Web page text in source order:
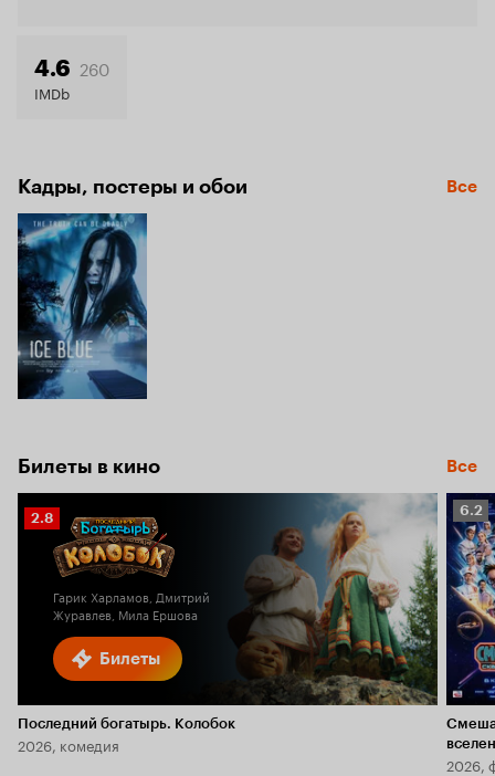
4.6 260
IMDb
Кадры, постеры и обои Все
Билеты в кино Все
Билеты
Рейтинг
Кинопоиска
2.8
Гарик Харламов, Дмитрий
Журавлев, Мила Ершова
Последний богатырь. Колобок
2026, комедия
6.2
6.2
2026,